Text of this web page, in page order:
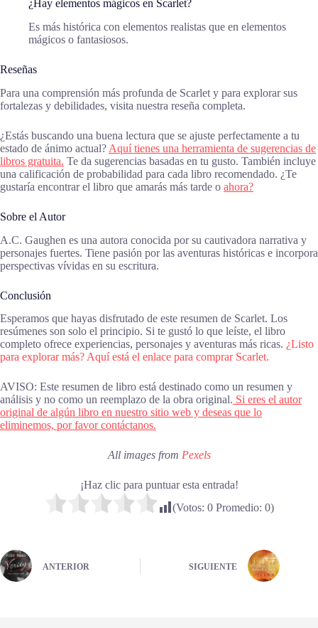
¿Hay elementos mágicos en Scarlet?
Es más histórica con elementos realistas que en elementos
mágicos o fantasiosos.
Reseñas
Para una comprensión más profunda de Scarlet y para explorar sus
fortalezas y debilidades, visita nuestra reseña completa.
¿Estás buscando una buena lectura que se ajuste perfectamente a tu
estado de ánimo actual? Aquí tienes una herramienta de sugerencias de
libros gratuita. Te da sugerencias basadas en tu gusto. También incluye
una calificación de probabilidad para cada libro recomendado. ¿Te
gustaría encontrar el libro que amarás más tarde o ahora?
Sobre el Autor
A.C. Gaughen es una autora conocida por su cautivadora narrativa y
personajes fuertes. Tiene pasión por las aventuras históricas e incorpora
perspectivas vívidas en su escritura.
Conclusión
Esperamos que hayas disfrutado de este resumen de Scarlet. Los
resúmenes son solo el principio. Si te gustó lo que leíste, el libro
completo ofrece experiencias, personajes y aventuras más ricas. ¿Listo
para explorar más? Aquí está el enlace para comprar Scarlet.
AVISO: Este resumen de libro está destinado como un resumen y
análisis y no como un reemplazo de la obra original. Si eres el autor
original de algún libro en nuestro sitio web y deseas que lo
eliminemos, por favor contáctanos.
All images from Pexels
¡Haz clic para puntuar esta entrada!
(Votos: 0Promedio: 0)
ANTERIOR SIGUIENTE